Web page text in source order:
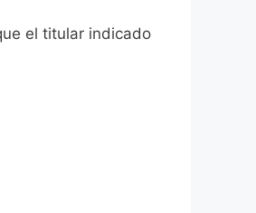
el titular indicado